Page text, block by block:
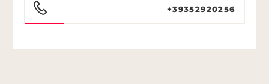
+39352920256